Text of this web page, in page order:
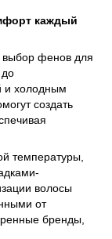
каждый
выбор фенов для
и холодным
создать
температуры,
волосы
от
бренды,